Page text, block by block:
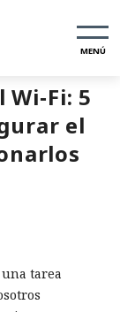
MENÚ
5
el
tarea